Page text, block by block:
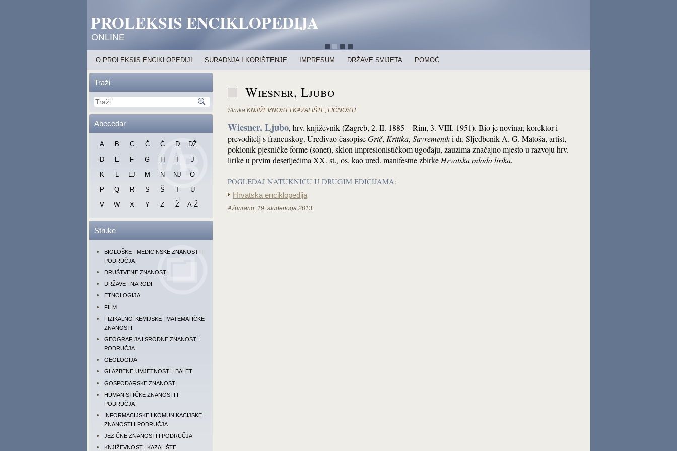
PROLEKSIS ENCIKLOPEDIJA
ONLINE
O PROLEKSIS ENCIKLOPEDIJI SURADNJA I KORIŠTENJE IMPRESUM DRŽAVE SVIJETA POMOĆ
Traži
Abecedar
A B C Č Ć D
DŽ
Đ
E F G H
J
K
L LJ M N NJ
O
P
Q R S Š T
U
V
W X Y Z Ž A-Ž
Struke
BIOLOŠKE I MEDICINSKE ZNANOSTI I
PODRUČJA
DRUŠTVENE ZNANOSTI
DRŽAVE I NARODI
ETNOLOGIJA
FILM
FIZIKALNO-KEMIJSKE I MATEMATIČKE
ZNANOSTI
GEOGRAFIJA I SRODNE ZNANOSTI I
PODRUČJA
GEOLOGIJA
GLAZBENE UMJETNOSTI I BALET
GOSPODARSKE ZNANOSTI
HUMANISTIČKE ZNANOSTI I
PODRUČJA
INFORMACIJSKE I KOMUNIKACIJSKE
ZNANOSTI I PODRUČJA
JEZIČNE ZNANOSTI I PODRUČJA
KNJIŽEVNOST I KAZALIŠTE
Wiesner, Ljubo
Struka KNJIŽEVNOST I KAZALIŠTE, LIČNOSTI
Wiesner, Ljubo, hrv. književnik (Zagreb, 2. II. 1885 – Rim, 3. VIII. 1951). Bio je novinar, korektor i
prevoditelj s francuskog. Uređivao časopiseGrič, Kritika, Savremeniki dr. Sljedbenik A. G. Matoša, artist,
poklonik pjesničke forme (sonet), sklon impresionističkom ugođaju, zauzima značajno mjesto u razvoju hrv.
lirike u prvim desetljećima XX. st., os. kao ured. manifestne zbirke Hrvatska mlada lirika.
POGLEDAJ NATUKNICU U DRUGIM EDICIJAMA:
Hrvatska enciklopedija
Ažurirano: 19. studenoga 2013.